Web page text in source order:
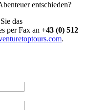
entschieden?
das
per Fax an +43 (0) 512
.